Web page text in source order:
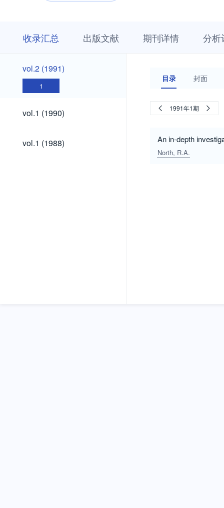
收录汇总 出版文献 期刊详情 分析
vol.2
(1991)
vol.2 (1991)
1
vol.1
(1990)
vol.1 (1990)
vol.1
(1988)
vol.1 (1988)
目录 封面
1991年1期
An in-depth
North, R.A.